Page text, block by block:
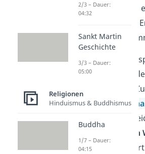
kein Gott, sondern
Menschen, die zur
Erleuchtung
Weitere wichtige
Buddhismus sind
im
dem eigenenKarma
hängen mit dem
4
genauer
2/3 – Dauer:
04:32
Sankt Martin
Geschichte
3/3 – Dauer:
05:00
Religionen
Hinduismus & Buddhismus
Buddha
1/7 – Dauer:
04:15